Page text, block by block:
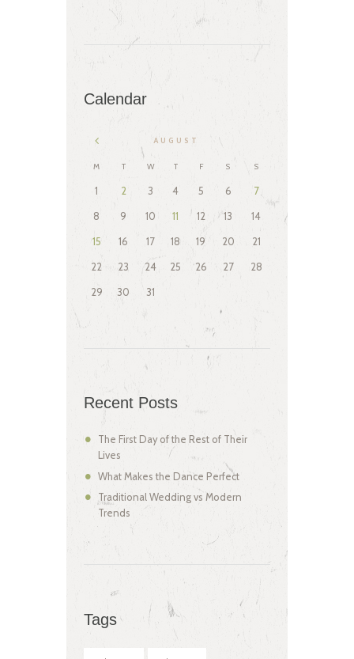
Calendar
AUGUST
M T W T F S S
1 2 3 4 5 6 7
8 9 10 11 12 13 14
15 16 17 18 19 20 21
22 23 24 25 26 27 28
29 30 31
Recent Posts
The First Day of the Rest of Their
Lives
What Makes the Dance Perfect
Traditional Wedding vs Modern
Trends
Tags